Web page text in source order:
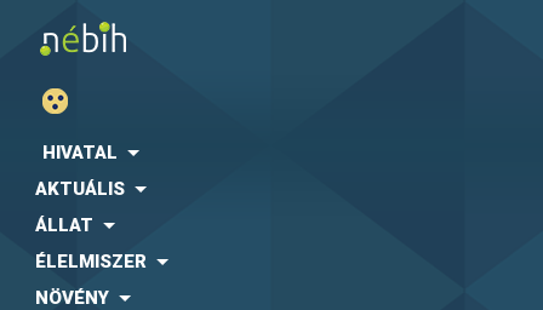
HIVATAL
AKTUÁLIS
ÁLLAT
ÉLELMISZER
NÖVÉNY